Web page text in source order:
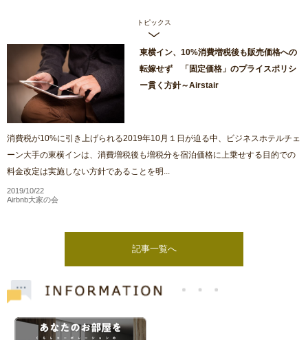
トピックス
東横イン、10%消費増税後も販売価格への
転嫁せず 「固定価格」のプライスポリシ
ー貫く方針～Airstair
消費税が10%に引き上げられる2019年10月１日が迫る中、ビジネスホテルチェ
ーン大手の東横インは、消費増税後も増税分を宿泊価格に上乗せする目的での
料金改定は実施しない方針であることを明...
2019/10/22
Airbnb大家の会
記事一覧へ